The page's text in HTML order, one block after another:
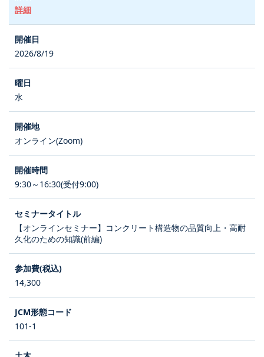
詳細
2026/8/19
水
オンライン(Zoom)
9:30～16:30(受付9:00)
【オンラインセミナー】コンクリート構造物の品質向上・高耐
久化のための知識(前編)
14,300
101-1